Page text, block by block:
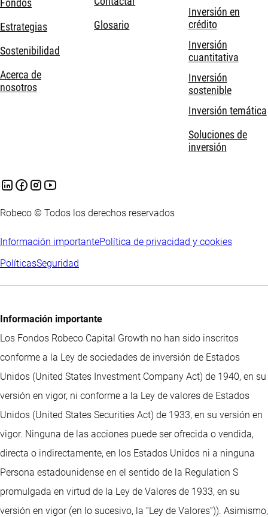
Fondos
Estrategias
Sostenibilidad
Acerca de
nosotros
Glosario
Inversión en
crédito
Inversión
cuantitativa
Inversión
sostenible
Inversión temática
Soluciones de
inversión
Robeco © Todos los derechos reservados
Información importantePolítica de privacidad y cookies
PolíticasSeguridad
Información importante
Los Fondos Robeco Capital Growth no han sido inscritos
conforme a la Ley de sociedades de inversión de Estados
Unidos (United States Investment Company Act) de 1940, en su
versión en vigor, ni conforme a la Ley de valores de Estados
Unidos (United States Securities Act) de 1933, en su versión en
vigor. Ninguna de las acciones puede ser ofrecida o vendida,
directa o indirectamente, en los Estados Unidos ni a ninguna
Persona estadounidense en el sentido de la Regulation S
promulgada en virtud de la Ley de Valores de 1933, en su
versión en vigor (en lo sucesivo, la “Ley de Valores”)). Asimismo,